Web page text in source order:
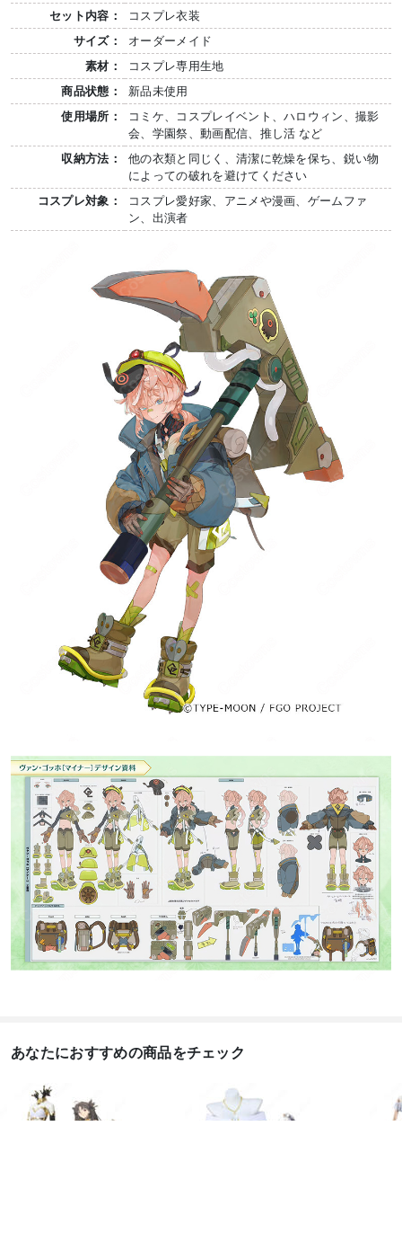
セット内容：
コスプレ衣装
サイズ：
オーダーメイド
素材：
コスプレ専用生地
商品状態：
新品未使用
使用場所：
コミケ、コスプレイベント、ハロウィン、撮影
会、学園祭、動画配信、推し活 など
収納方法：
他の衣類と同じく、清潔に乾燥を保ち、鋭い物
によっての破れを避けてください
コスプレ対象：
コスプレ愛好家、アニメや漫画、ゲームファ
ン、出演者
あなたにおすすめの商品をチェック